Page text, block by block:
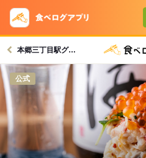
本郷三丁目駅グルメへ
公式